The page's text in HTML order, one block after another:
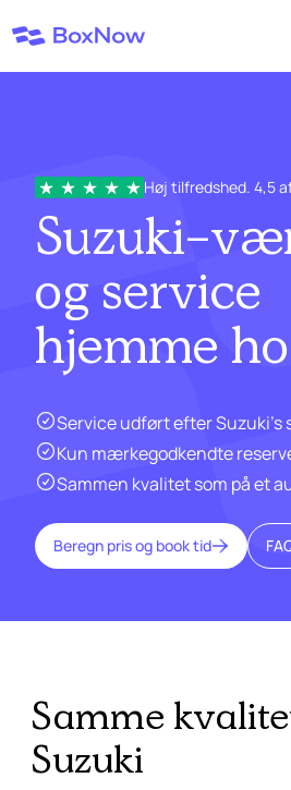
Høj tilfredshed. 4,5
Suzuki-
og service
hjemme
Service udført efter Suzuki's
Kun mærkegodkendte
Sammen kvalitet som på et
Beregn pris og book tid
Samme
Suzuki